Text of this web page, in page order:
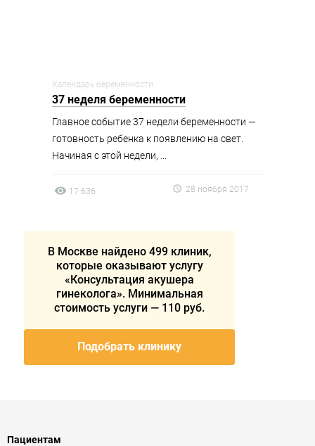
Календарь беременности
37 неделя беременности
Главное событие 37 недели беременности —
готовность ребенка к появлению на свет.
Начиная с этой недели, ...
17 636 28 ноября 2017
В Москве найдено 499 клиник,
которые оказывают услугу
«Консультация акушера
гинеколога». Минимальная
стоимость услуги — 110 руб.
Подобрать клинику
Пациентам